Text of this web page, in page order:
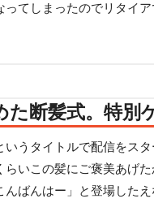
ってしまったのでリタイ
断髪式。特別
いうタイトルで配信をス
らいこの髪にご褒美あげ
んばんはー」と登場した